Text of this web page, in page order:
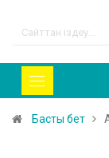
Басты бет